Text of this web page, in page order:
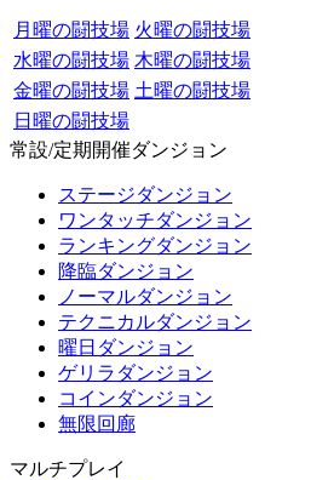
月曜の闘技場 火曜の闘技場
水曜の闘技場 木曜の闘技場
金曜の闘技場 土曜の闘技場
日曜の闘技場
常設/定期開催ダンジョン
ステージダンジョン
ワンタッチダンジョン
ランキングダンジョン
降臨ダンジョン
ノーマルダンジョン
テクニカルダンジョン
曜日ダンジョン
ゲリラダンジョン
コインダンジョン
無限回廊
マルチプレイ